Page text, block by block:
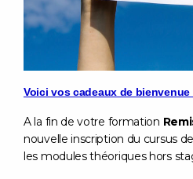
Voici vos cadeaux de
A la fin de votre formation
nouvelle inscription du cursus
les modules théoriques hors